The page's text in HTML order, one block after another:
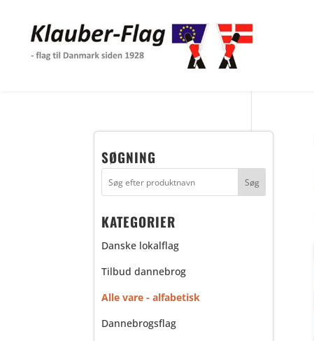
SØGNING
KATEGORIER
Danske lokalflag
Tilbud dannebrog
Alle vare - alfabetisk
Dannebrogsflag